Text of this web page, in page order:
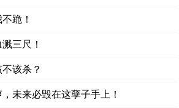
跪！
三尺！
该杀？
未来必毁在这孽子手上！